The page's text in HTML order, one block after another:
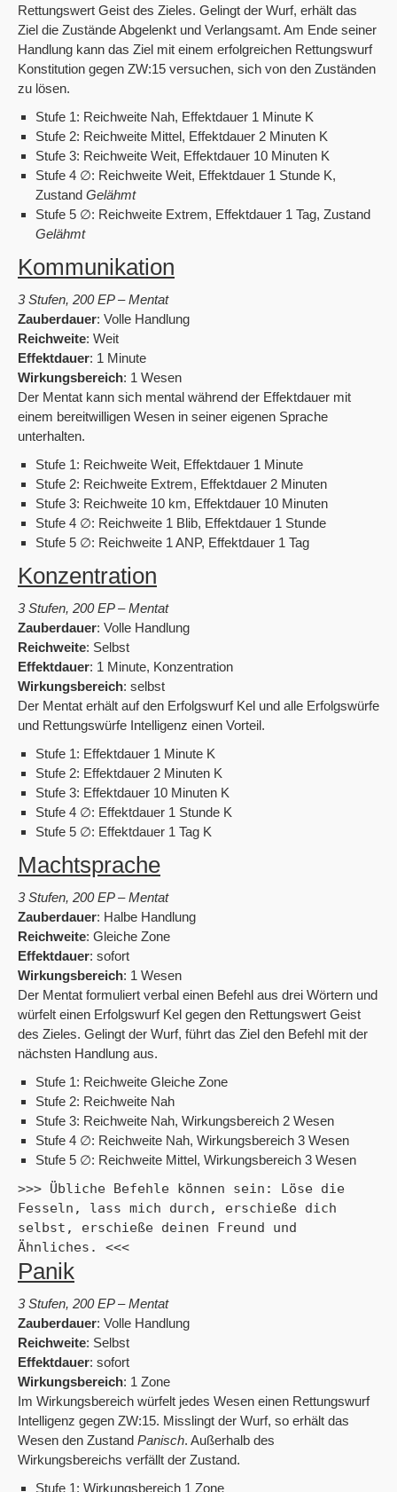
Rettungswert Geist des Zieles. Gelingt der Wurf, erhält das
Ziel die ZuständeAbgelenkt und Verlangsamt. Am Ende seiner
Handlung kann das Ziel mit einem erfolgreichen Rettungswurf
Konstitution gegen ZW:15 versuchen, sich von den Zuständen
zu lösen.
Stufe 1: Reichweite Nah, Effektdauer 1 Minute K
Stufe 2: Reichweite Mittel, Effektdauer 2 Minuten K
Stufe 3: Reichweite Weit, Effektdauer 10 Minuten K
Stufe 4 ∅: Reichweite Weit, Effektdauer 1 Stunde K,
Zustand Gelähmt
Stufe 5 ∅: Reichweite Extrem, Effektdauer 1 Tag, Zustand
Gelähmt
Kommunikation
3 Stufen, 200 EP – Mentat
Zauberdauer: Volle Handlung
Reichweite: Weit
Effektdauer: 1 Minute
Wirkungsbereich: 1 Wesen
Der Mentat kann sich mental während der Effektdauer mit
einem bereitwilligen Wesen in seiner eigenen Sprache
unterhalten.
Stufe 1: Reichweite Weit, Effektdauer 1 Minute
Stufe 2: Reichweite Extrem, Effektdauer 2 Minuten
Stufe 3: Reichweite 10 km, Effektdauer 10 Minuten
Stufe 4 ∅: Reichweite 1 Blib, Effektdauer 1 Stunde
Stufe 5 ∅: Reichweite 1 ANP, Effektdauer 1 Tag
Konzentration
3 Stufen, 200 EP – Mentat
Zauberdauer: Volle Handlung
Reichweite: Selbst
Effektdauer: 1 Minute, Konzentration
Wirkungsbereich: selbst
Der Mentat erhält auf den Erfolgswurf Kel und alle Erfolgswürfe
und Rettungswürfe Intelligenz einen Vorteil.
Stufe 1: Effektdauer 1 Minute K
Stufe 2: Effektdauer 2 Minuten K
Stufe 3: Effektdauer 10 Minuten K
Stufe 4 ∅: Effektdauer 1 Stunde K
Stufe 5 ∅: Effektdauer 1 Tag K
Machtsprache
3 Stufen, 200 EP – Mentat
Zauberdauer: Halbe Handlung
Reichweite: Gleiche Zone
Effektdauer: sofort
Wirkungsbereich: 1 Wesen
Der Mentat formuliert verbal einen Befehl aus drei Wörtern und
würfelt einen Erfolgswurf Kel gegen den Rettungswert Geist
des Zieles. Gelingt der Wurf, führt das Ziel den Befehl mit der
nächsten Handlung aus.
Stufe 1: Reichweite Gleiche Zone
Stufe 2: Reichweite Nah
Stufe 3: Reichweite Nah, Wirkungsbereich 2 Wesen
Stufe 4 ∅: Reichweite Nah, Wirkungsbereich 3 Wesen
Stufe 5 ∅: Reichweite Mittel, Wirkungsbereich 3 Wesen
>>> Übliche Befehle können sein: Löse die
Fesseln, lass mich durch, erschieße dich
selbst, erschieße deinen Freund und
Ähnliches. <<<
Panik
3 Stufen, 200 EP – Mentat
Zauberdauer: Volle Handlung
Reichweite: Selbst
Effektdauer: sofort
Wirkungsbereich: 1 Zone
Im Wirkungsbereich würfelt jedes Wesen einen Rettungswurf
Intelligenz gegen ZW:15. Misslingt der Wurf, so erhält das
Wesen den Zustand Panisch. Außerhalb des
Wirkungsbereichs verfällt der Zustand.
Stufe 1: Wirkungsbereich 1 Zone